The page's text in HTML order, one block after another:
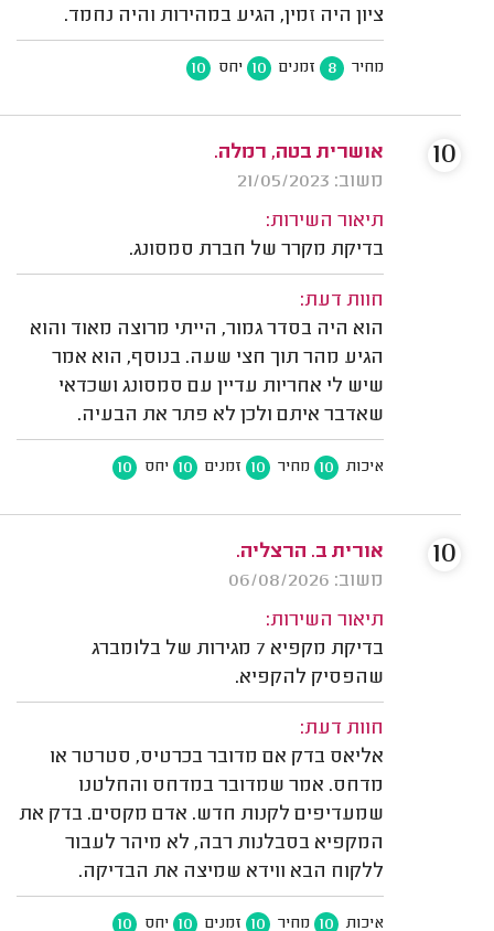
ציון היה זמין, הגיע במהירות והיה נחמד.
מחיר 8 זמנים 10 יחס 10
אושרית בטה, רמלה.
משוב: 21/05/2023
תיאור השירות:
בדיקת מקרר של חברת סמסונג.
חוות דעת:
הוא היה בסדר גמור, הייתי מרוצה מאוד והוא
הגיע מהר תוך חצי שעה. בנוסף, הוא אמר
שיש לי אחריות עדיין עם סמסונג ושכדאי
שאדבר איתם ולכן לא פתר את הבעיה.
איכות 10 מחיר 10 זמנים 10 יחס 10
10
אורית ב. הרצליה.
משוב: 06/08/2026
תיאור השירות:
בדיקת מקפיא 7 מגירות של בלומברג
שהפסיק להקפיא.
חוות דעת:
אליאס בדק אם מדובר בכרטיס, סטרטר או
מדחס. אמר שמדובר במדחס והחלטנו
שמעדיפים לקנות חדש. אדם מקסים. בדק את
המקפיא בסבלנות רבה, לא מיהר לעבור
ללקוח הבא ווידא שמיצה את הבדיקה.
איכות 10 מחיר 10 זמנים 10 יחס 10
10